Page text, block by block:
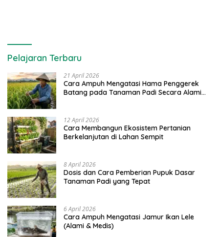
Pelajaran Terbaru
21 April 2026
Cara Ampuh Mengatasi Hama Penggerek
Batang pada Tanaman Padi Secara Alami
12 April 2026
Cara Membangun Ekosistem Pertanian
Berkelanjutan di Lahan Sempit
8 April 2026
Dosis dan Cara Pemberian Pupuk Dasar
Tanaman Padi yang Tepat
6 April 2026
Cara Ampuh Mengatasi Jamur Ikan Lele
(Alami & Medis)